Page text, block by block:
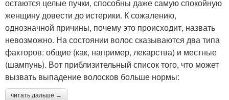
остаются целые пучки, способны даже самую спокойную
женщину довести до истерики. К сожалению,
однозначной причины, почему это происходит, назвать
невозможно. На состоянии волос сказываются два типа
факторов: общие (как, например, лекарства) и местные
(шампунь). Вот приблизительный список того, что может
вызвать выпадение волосков больше нормы:
читать дальше →